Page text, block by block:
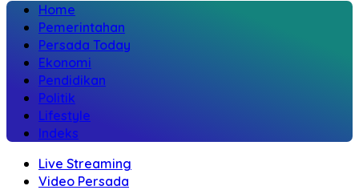
Home
Pemerintahan
Persada Today
Ekonomi
Pendidikan
Politik
Lifestyle
Indeks
Live Streaming
Video Persada